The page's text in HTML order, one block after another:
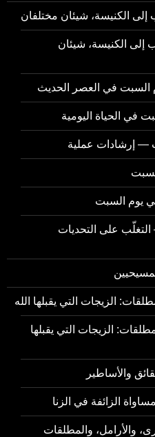
إلى الكنيسة، شيئان
— التغلّب على التحديات
والمطلقات: الزيجات التي يقبلها